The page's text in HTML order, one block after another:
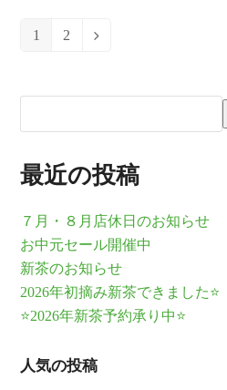
Page
1 Page
2 Next
最近の投稿
７月・８月店休日のお知らせ
お中元セール開催中
新茶のお知らせ
2026年初摘み新茶できました⭐
⭐2026年新茶予約承り中⭐
人気の投稿